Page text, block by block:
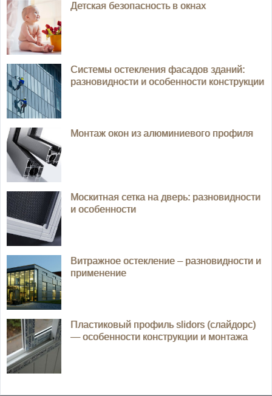
Детская безопасность в окнах
Системы остекления фасадов зданий:
разновидности и особенности конструкции
Монтаж окон из алюминиевого профиля
Москитная сетка на дверь: разновидности
и особенности
Витражное остекление – разновидности и
применение
Пластиковый профиль slidors (слайдорс)
— особенности конструкции и монтажа